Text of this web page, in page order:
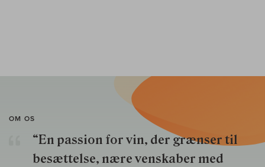
OM OS
“En passion for vin, der grænser til
besættelse, nære venskaber med